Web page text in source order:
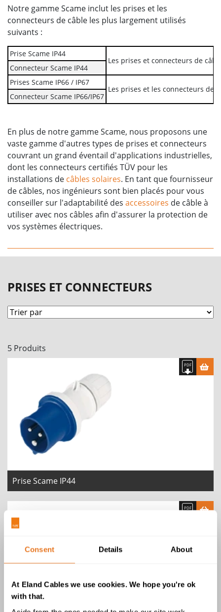
Consent Details About
At Eland Cables we use cookies. We hope you're ok
with that.
Notre gamme Scame inclut les prises et les
connecteurs de câble les plus largement utilisés
suivants :
Prise Scame IP44
Les prises et connecteurs de
Connecteur Scame IP44
Prises Scame IP66 / IP67
Les prises et les connecteurs de
Connecteur Scame IP66/IP67
En plus de notre gamme Scame, nous proposons une
vaste gamme d'autres types de prises et connecteurs
couvrant un grand éventail d'applications industrielles,
dont les connecteurs certifiés TÜV pour les
installations de câbles solaires. En tant que fournisseur
de câbles, nos ingénieurs sont bien placés pour vous
conseiller sur l'adaptabilité des accessoires de câble à
utiliser avec nos câbles afin d'assurer la protection de
vos systèmes électriques.
PRISES ET CONNECTEURS
5 Produits
Prise Scame IP44